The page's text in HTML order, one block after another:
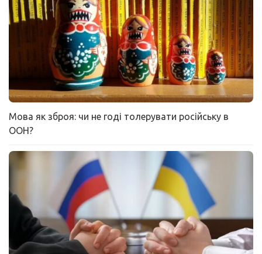
Мова як зброя: чи не годі толерувати російську в
ООН?